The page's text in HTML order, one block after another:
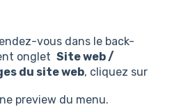
vous dans le back-
onglet Site web /
du site web, cliquez sur
preview du menu.